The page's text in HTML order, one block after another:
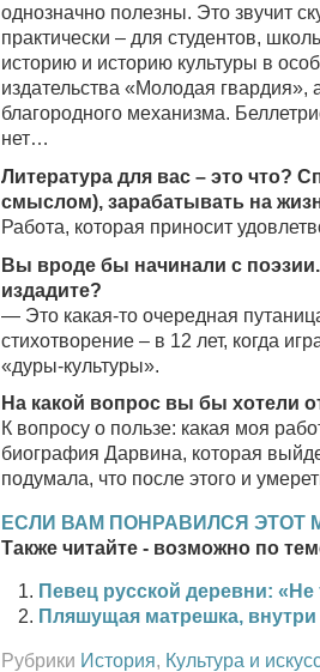
однозначно полезны. Это звучит
практически – для студентов,
историю и историю культуры в
издательства «Молодая гвардия»,
благородного механизма.
нет…
Литература для вас – это что?
смыслом), зарабатывать на
Работа, которая приносит
Вы вроде бы начинали с
издадите?
— Это какая-то очередная
стихотворение – в 12 лет, когда
«дуры-культуры».
На какой вопрос вы бы хотели
К вопросу о пользе: какая моя
биография Дарвина, которая
подумала, что после этого и
ЕСЛИ ВАМ ПОНРАВИЛСЯ ЭТОТ
Также читайте - возможно по
Певец русской деревни:
Пляшущая матрешка, внутри
Рубрики История, Культура и